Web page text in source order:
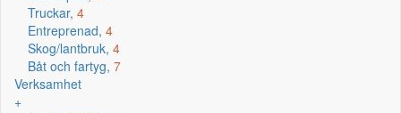
Truckar, 4
Entreprenad, 4
Skog/lantbruk, 4
Båt och fartyg, 7
Verksamhet
+